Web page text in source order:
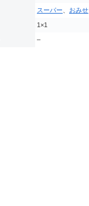
スーパー、 おみせ
1×1
–